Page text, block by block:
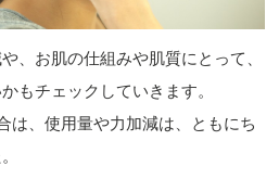
、お肌の仕組みや肌質にとって、
もチェックしていきます。
は、使用量や力加減は、ともにち